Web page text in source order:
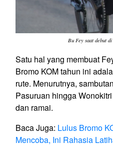
Bu Fey saat debut
Satu hal yang membuat
Bromo KOM tahun ini
rute. Menurutnya,
Pasuruan hingga
dan ramai.
Baca Juga: Lulus Bromo
Mencoba, Ini Rahasia